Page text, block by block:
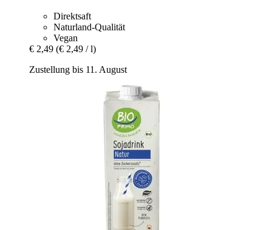
Direktsaft
Naturland-Qualität
Vegan
€ 2,49 (€ 2,49 / l)
Zustellung bis 11. August